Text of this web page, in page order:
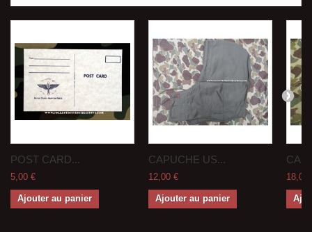
POST CARD...
5,00 €
Ajouter au panier
CAPUCHE US...
12,00 €
Ajouter au panier
CAN
18,00